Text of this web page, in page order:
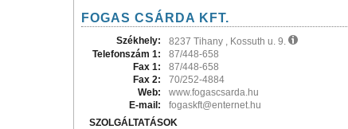
FOGAS CSÁRDA KFT.
Székhely:
8237 Tihany , Kossuth u. 9.
Telefonszám 1:
87/448-658
Fax 1:
87/448-658
Fax 2:
70/252-4884
Web:
www.fogascsarda.hu
E-mail:
fogaskft@enternet.hu
SZOLGÁLTATÁSOK